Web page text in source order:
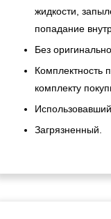
жидкости,
попадание
Без
Комплектность
комплекту
Загрязненный.